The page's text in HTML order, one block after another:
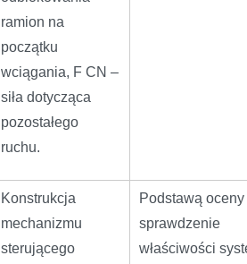
ramion na
początku
wciągania, F CN –
siła dotycząca
pozostałego
ruchu.
Konstrukcja
mechanizmu
sterującego
Podstawą
sprawdzenie
właściwości